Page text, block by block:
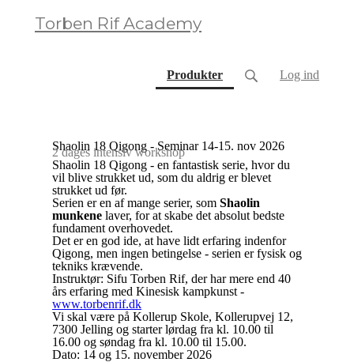
Torben Rif Academy
Produkter(current) Log ind
Shaolin 18 Qigong - Seminar 14-15. nov 2026
2 dages intensiv workshop
Shaolin 18 Qigong - en fantastisk serie, hvor du
vil blive strukket ud, som du aldrig er blevet
strukket ud før.
Serien er en af mange serier, som Shaolin
munkene laver, for at skabe det absolut bedste
fundament overhovedet.
Det er en god ide, at have lidt erfaring indenfor
Qigong, men ingen betingelse - serien er fysisk og
tekniks krævende.
Instruktør: Sifu Torben Rif, der har mere end 40
års erfaring med Kinesisk kampkunst -
www.torbenrif.dk
Vi skal være på Kollerup Skole, Kollerupvej 12,
7300 Jelling og starter lørdag fra kl. 10.00 til
16.00 og søndag fra kl. 10.00 til 15.00.
Dato: 14 og 15. november 2026